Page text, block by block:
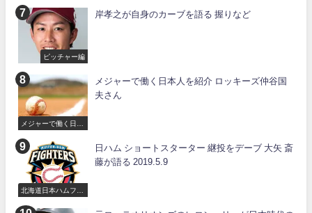
ピッチャー編
岸孝之が自身のカーブを語る 握りなど
メジャーで働く日本
メジャーで働く日本人を紹介 ロッキーズ仲谷国
夫さん
北海道日本ハムファ
日ハム ショートスターター 継投をデーブ 大矢 斎
藤が語る 2019.5.9